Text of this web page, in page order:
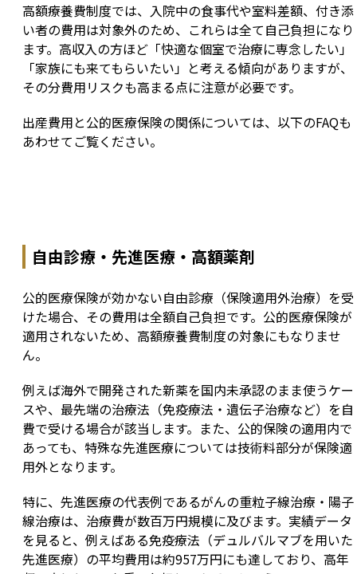
高額療養費制度では、入院中の食事代や室料差額、付き添
い者の費用は対象外のため、これらは全て自己負担になり
ます。高収入の方ほど「快適な個室で治療に専念したい」
「家族にも来てもらいたい」と考える傾向がありますが、
その分費用リスクも高まる点に注意が必要です。
出産費用と公的医療保険の関係については、以下のFAQも
あわせてご覧ください。
自由診療・先進医療・高額薬剤
公的医療保険が効かない自由診療（保険適用外治療）を受
けた場合、その費用は全額自己負担です。公的医療保険が
適用されないため、高額療養費制度の対象にもなりませ
ん。
例えば海外で開発された新薬を国内未承認のまま使うケー
スや、最先端の治療法（免疫療法・遺伝子治療など）を自
費で受ける場合が該当します。また、公的保険の適用内で
あっても、特殊な先進医療については技術料部分が保険適
用外となります。
特に、先進医療の代表例であるがんの重粒子線治療・陽子
線治療は、治療費が数百万円規模に及びます。実績データ
を見ると、例えばある免疫療法（デュルバルマブを用いた
先進医療）の平均費用は約957万円にも達しており、高年